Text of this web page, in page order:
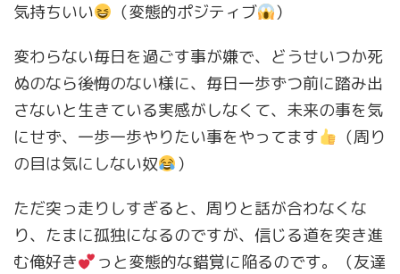
気持ちいい
（変態的ポジティブ
）
変わらない毎日を過ごす事が嫌で、どうせいつか死
ぬのなら後悔のない様に、毎日一歩ずつ前に踏み出
さないと生きている実感がしなくて、未来の事を気
にせず、一歩一歩やりたい事をやってます
（周り
の目は気にしない奴
）
ただ突っ走りしすぎると、周りと話が合わなくな
り、たまに孤独になるのですが、信じる道を突き進
む俺好き
っと変態的な錯覚に陥るのです。（友達